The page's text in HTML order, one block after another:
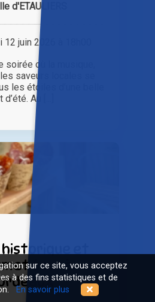
d'ETAULIERS
juin 2026 à 18h00
soirée où la musique,
saveurs locales se
les étoiles d’une belle
d’été. Au [...]
et
tour à
sur ce site, vous acceptez
à des fins statistiques et de
En savoir plus